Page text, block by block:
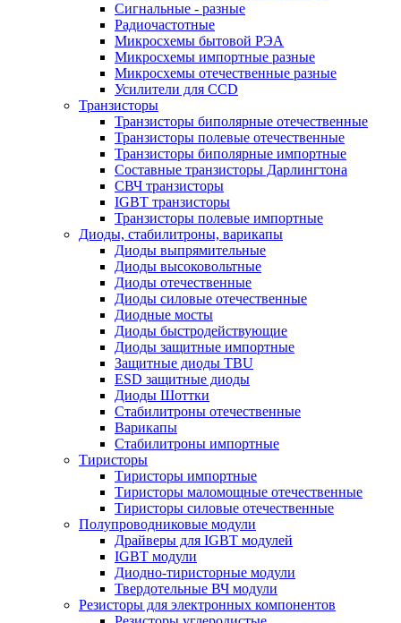
Сигнальные - разные
Радиочастотные
Микросхемы бытовой РЭА
Микросхемы импортные разные
Микросхемы отечественные разные
Усилители для CCD
Транзисторы
Транзисторы биполярные отечественные
Транзисторы полевые отечественные
Транзисторы биполярные импортные
Составные транзисторы Дарлингтона
СВЧ транзисторы
IGBT транзисторы
Транзисторы полевые импортные
Диоды, стабилитроны, варикапы
Диоды выпрямительные
Диоды высоковольтные
Диоды отечественные
Диоды силовые отечественные
Диодные мосты
Диоды быстродействующие
Диоды защитные импортные
Защитные диоды TBU
ESD защитные диоды
Диоды Шоттки
Стабилитроны отечественные
Варикапы
Стабилитроны импортные
Тиристоры
Тиристоры импортные
Тиристоры маломощные отечественные
Тиристоры силовые отечественные
Полупроводниковые модули
Драйверы для IGBT модулей
IGBT модули
Диодно-тиристорные модули
Твердотельные ВЧ модули
Резисторы для электронных компонентов